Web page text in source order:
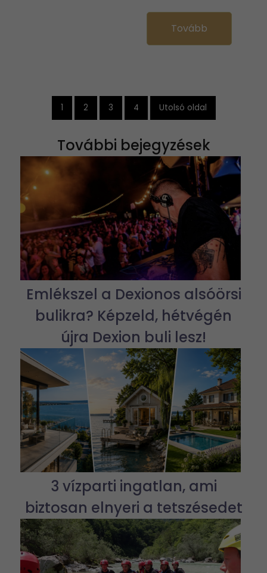
Tovább
1 2 3 4 Utolsó oldal
További bejegyzések
Emlékszel a Dexionos alsóörsi
bulikra? Képzeld, hétvégén
újra Dexion buli lesz!
3 vízparti ingatlan, ami
biztosan elnyeri a tetszésedet